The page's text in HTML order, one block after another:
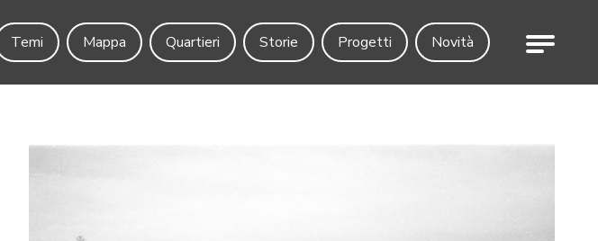
Temi
Mappa Quartieri Storie Progetti Novità Menu